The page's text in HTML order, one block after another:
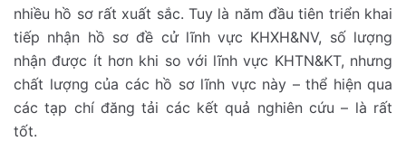
nhiều hồ sơ rất xuất sắc. Tuy là năm đầu tiên triển khai
tiếp nhận hồ sơ đề cử lĩnh vực KHXH&NV, số lượng
nhận được ít hơn khi so với lĩnh vực KHTN&KT, nhưng
chất lượng của các hồ sơ lĩnh vực này – thể hiện qua
các tạp chí đăng tải các kết quả nghiên cứu – là rất
tốt.